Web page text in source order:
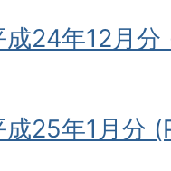
成24年12月
成25年1月分